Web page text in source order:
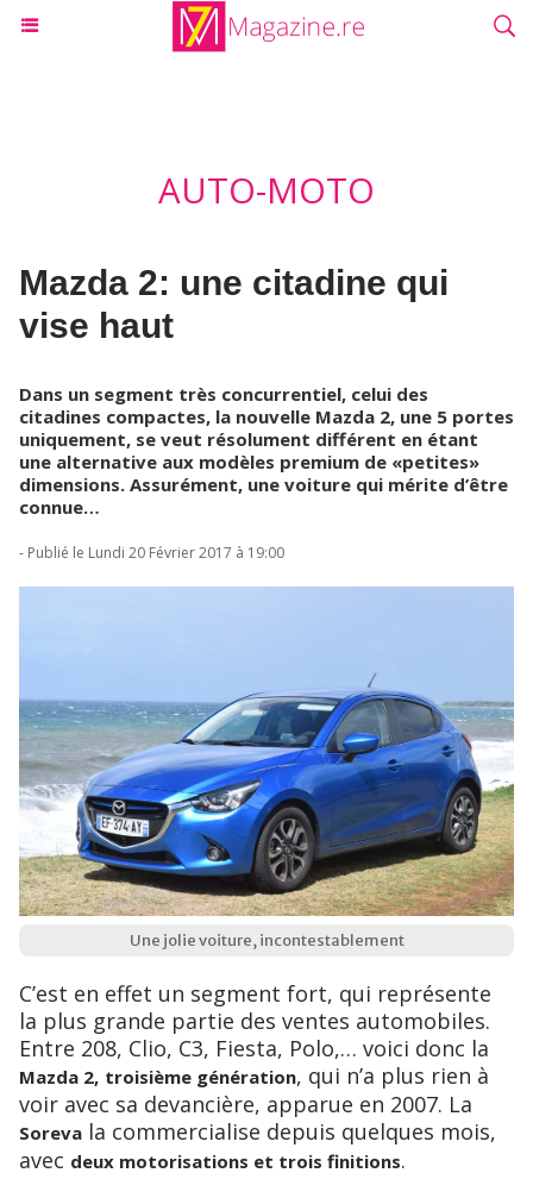
AUTO-MOTO
Mazda 2: une citadine qui
vise haut
Dans un segment très concurrentiel, celui des
citadines compactes, la nouvelle Mazda 2, une 5 portes
uniquement, se veut résolument différent en étant
une alternative aux modèles premium de «petites»
dimensions. Assurément, une voiture qui mérite d’être
connue…
- Publié le Lundi 20 Février 2017 à 19:00
Une jolie voiture, incontestablement
C’est en effet un segment fort, qui représente
la plus grande partie des ventes automobiles.
Entre 208, Clio, C3, Fiesta, Polo,… voici donc la
Mazda 2, troisième génération, qui n’a plus rien à
voir avec sa devancière, apparue en 2007. La
Soreva la commercialise depuis quelques mois,
avec deux motorisations et trois finitions.